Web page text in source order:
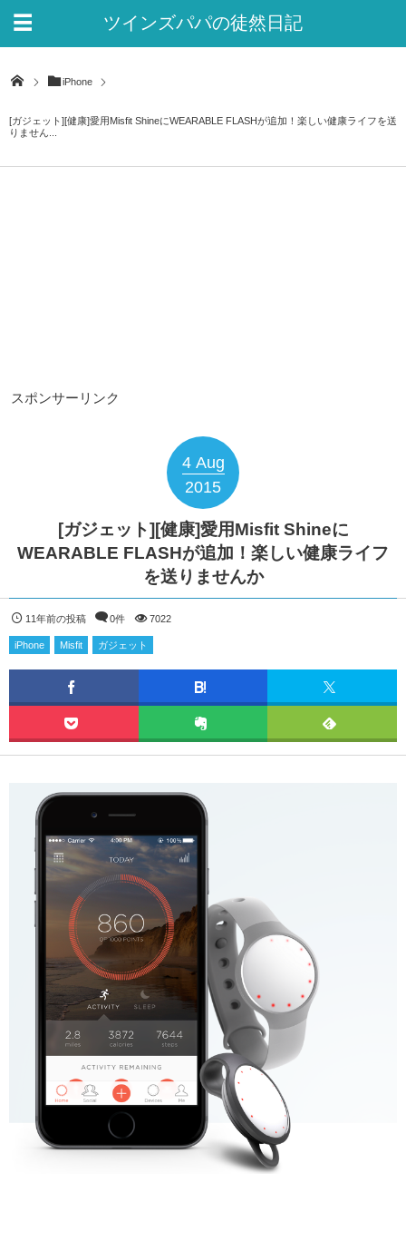
ツインズパパの徒然日記
iPhone
[ガジェット][健康]愛用Misfit ShineにWEARABLE FLASHが追加！楽しい健康ライフを送
りません...
スポンサーリンク
4 Aug
2015
[ガジェット][健康]愛用Misfit Shineに
WEARABLE FLASHが追加！楽しい健康ライフ
を送りませんか
11年前の投稿 0件 7022
iPhone Misfit ガジェット